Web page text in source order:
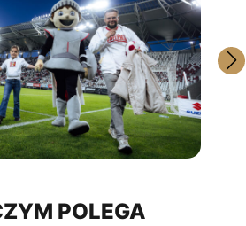
POLEGA